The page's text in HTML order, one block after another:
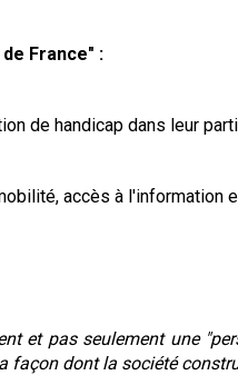
France" :
de handicap dans leur
accès à l'information
et pas seulement une
dont la société